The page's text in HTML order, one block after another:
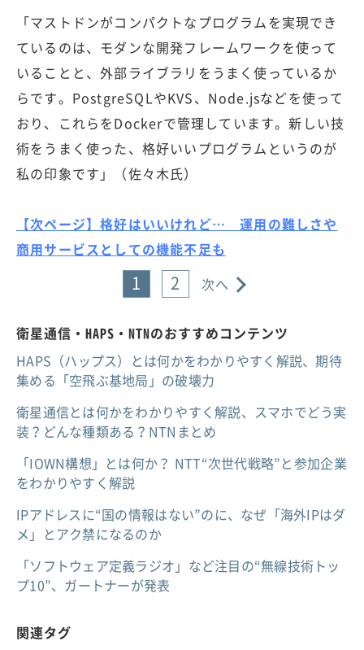
「マストドンがコンパクトなプログラムを実現でき
ているのは、モダンな開発フレームワークを使って
いることと、外部ライブラリをうまく使っているか
らです。PostgreSQLやKVS、Node.jsなどを使って
おり、これらをDockerで管理しています。新しい技
術をうまく使った、格好いいプログラムというのが
私の印象です」（佐々木氏）
【次ページ】格好はいいけれど… 運用の難しさや
商用サービスとしての機能不足も
1 2 次へ
衛星通信・HAPS・NTNのおすすめコンテンツ
HAPS（ハップス）とは何かをわかりやすく解説、期待
集める「空飛ぶ基地局」の破壊力
衛星通信とは何かをわかりやすく解説、スマホでどう実
装？どんな種類ある？NTNまとめ
「IOWN構想」とは何か？ NTT“次世代戦略”と参加企業
をわかりやすく解説
IPアドレスに“国の情報はない”のに、なぜ「海外IPはダ
メ」とアク禁になるのか
「ソフトウェア定義ラジオ」など注目の“無線技術トッ
プ10”、ガートナーが発表
関連タグ